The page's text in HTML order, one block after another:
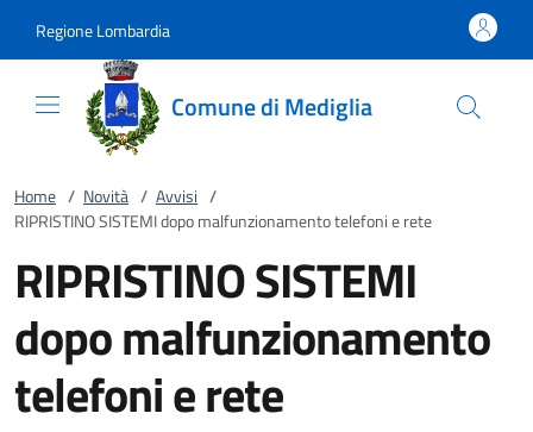
Regione Lombardia
Comune di Mediglia
Home / Novità / Avvisi /
RIPRISTINO SISTEMI dopo malfunzionamento telefoni e rete
RIPRISTINO SISTEMI
dopo malfunzionamento
telefoni e rete